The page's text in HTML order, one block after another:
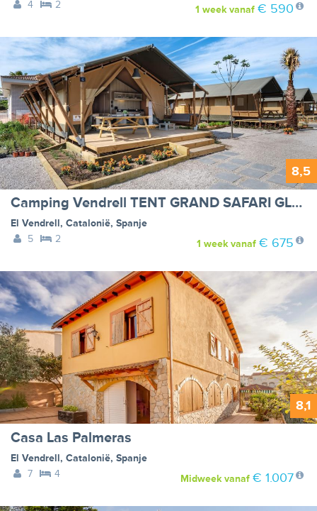
4 2 1 weekvanaf € 590
8,5
Camping Vendrell TENT GRAND SAFARI GLAMPING
El Vendrell, Catalonië, Spanje
5
2 1 weekvanaf € 675
8,1
Casa Las Palmeras
El Vendrell, Catalonië, Spanje
7
4 Midweekvanaf € 1.007